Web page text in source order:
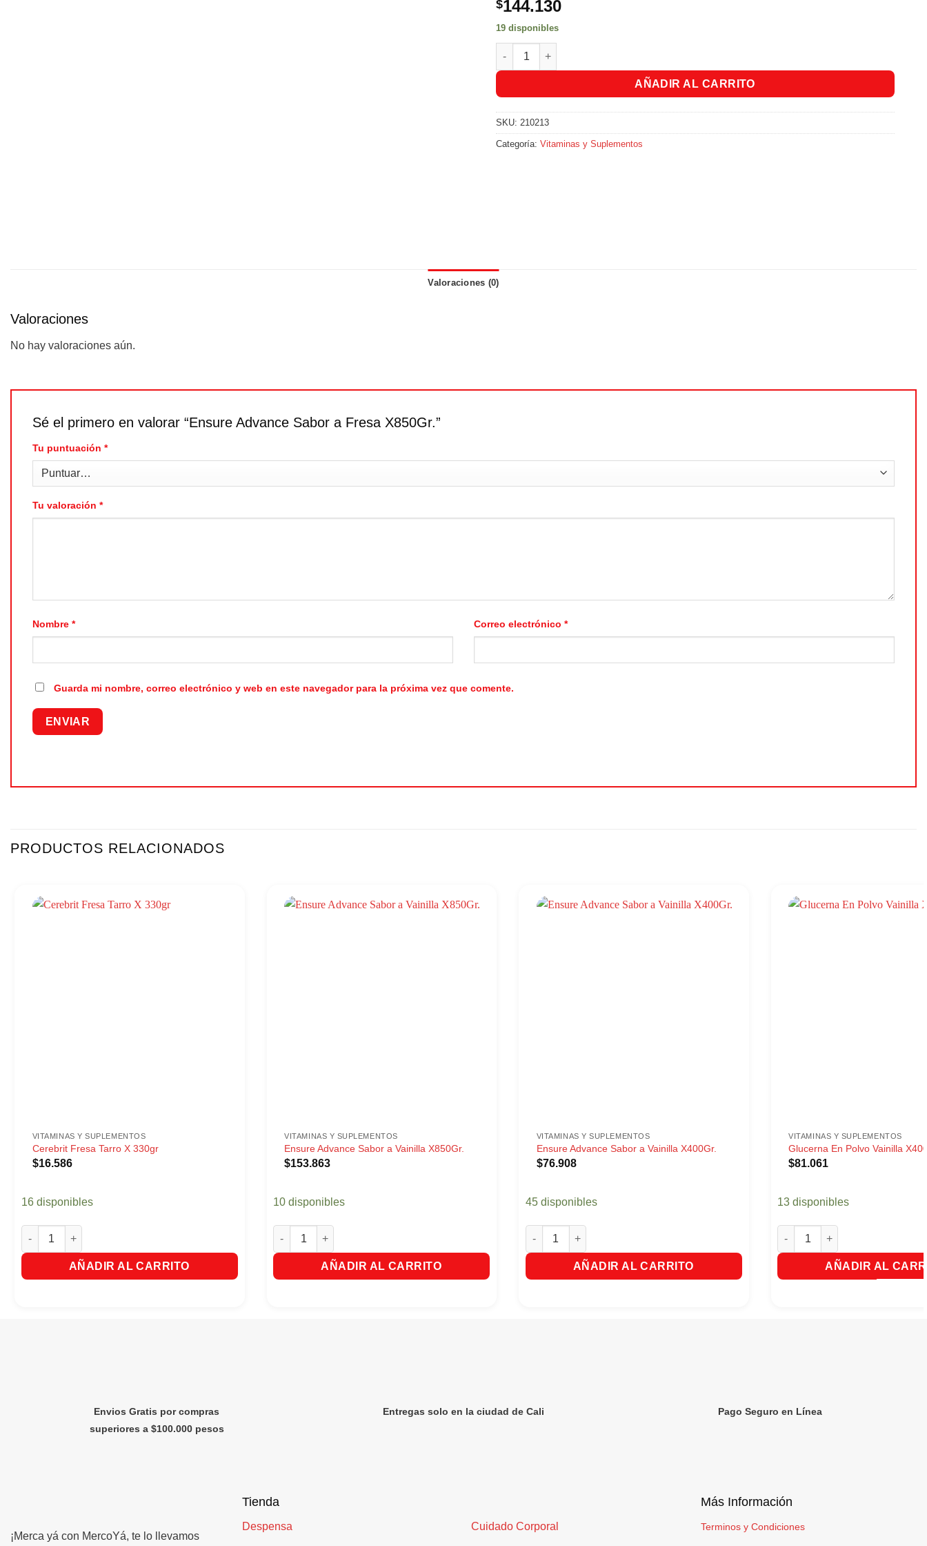
$144.130
19 disponibles
Ensure Advance Sabor a Fresa X850Gr. cantidad
AÑADIR AL CARRITO
SKU: 210213
Categoría:Vitaminas y Suplementos
Valoraciones (0)
Valoraciones
No hay valoraciones aún.
Sé el primero en valorar “Ensure Advance Sabor a Fresa X850Gr.”
Tu puntuación *
Tu valoración *
Nombre * Correo electrónico *
Guarda mi nombre, correo electrónico y web en este navegador para la próxima vez que comente.
PRODUCTOS RELACIONADOS
VITAMINAS Y SUPLEMENTOS
Cerebrit Fresa Tarro X 330gr
$16.586
16 disponibles
Cerebrit Fresa Tarro X 330gr cantidad
AÑADIR AL CARRITO
VITAMINAS Y SUPLEMENTOS
Ensure Advance Sabor a Vainilla X850Gr.
$153.863
10 disponibles
Ensure Advance Sabor a Vainilla X850Gr. cantidad
AÑADIR AL CARRITO
VITAMINAS Y SUPLEMENTOS
Ensure Advance Sabor a Vainilla X400Gr.
$76.908
45 disponibles
Ensure Advance Sabor a Vainilla X400Gr. cantidad
AÑADIR AL CARRITO
VITAMINAS Y SUPLEMENTOS
Glucerna En Polvo Vainilla
$81.061
13 disponibles
Glucerna En Polvo Vainilla
AÑADIR AL
Envios Gratis por compras
superiores a $100.000 pesos
Entregas solo en la ciudad de Cali Pago Seguro en Línea
¡Merca yá con MercoYá, te lo llevamos
Tienda
Despensa Cuidado Corporal
Más Información
Terminos y Condiciones